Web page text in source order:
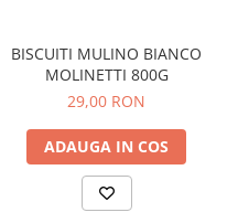
BISCUITI MULINO BIANCO
MOLINETTI 800G
29,00 RON
ADAUGA IN COS